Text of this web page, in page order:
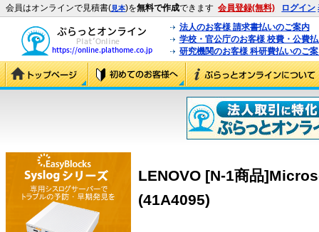
会員はオンラインで見積書(見本)を無料で作成できます 会員登録(無料) ログイン
法人のお客様 請求書払いのご案内
学校・官公庁のお客様 校費・公費
研究機関のお客様 科研費払いのご
LENOVO [N-1商品
(41A4095)